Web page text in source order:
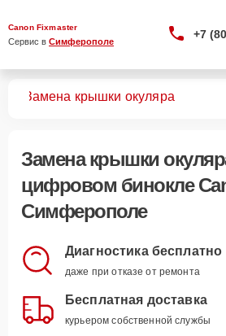
Canon Fixmaster
Сервис в Симферополе
+7
Замена крышки окуляра
Замена крышки
цифровом бинокле
Симферополе
Диагностика бесплатно
даже при отказе от ремонта
Бесплатная доставка
курьером собственной службы